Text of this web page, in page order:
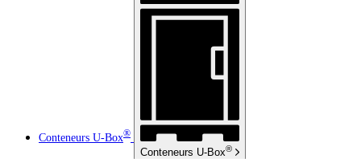
Conteneurs U-Box®
Conteneurs U-Box®